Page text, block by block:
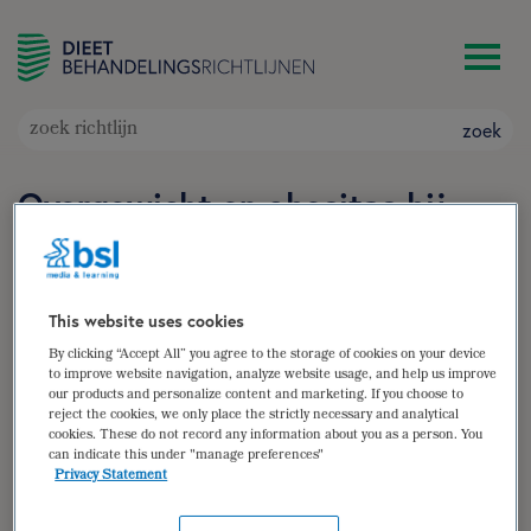
zoek
Overgewicht en obesitas bij
kinderen (in herziening)
Doelgroep: Kinderen en adolescenten met een te
hoog gewicht
Auteur(s): Ageeth Hofsteenge ,Berdien van Wezel
zoek
samenvatting
This website uses cookies
By clicking “Accept All” you agree to the storage of cookies on your device
to improve website navigation, analyze website usage, and help us improve
our products and personalize content and marketing. If you choose to
reject the cookies, we only place the strictly necessary and analytical
cookies. These do not record any information about you as a person. You
can indicate this under "manage preferences"
Privacy Statement